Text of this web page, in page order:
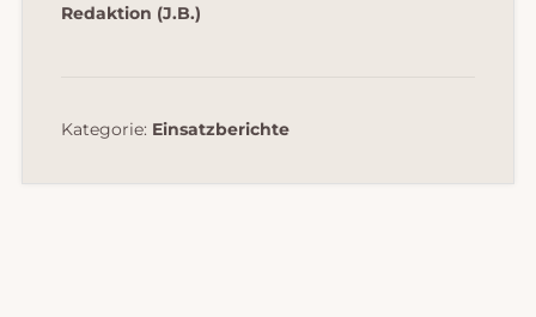
Redaktion (J.B.)
Kategorie: Einsatzberichte